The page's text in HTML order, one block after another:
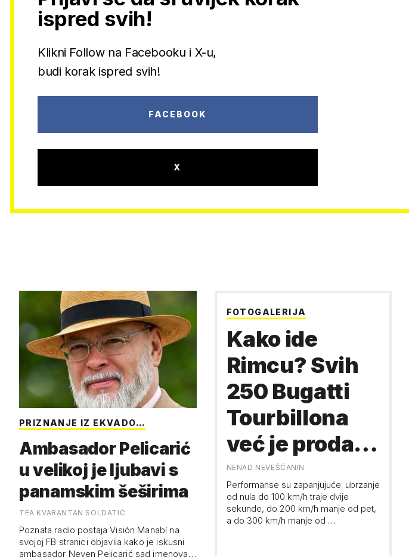
ispred svih!
Klikni Follow na Facebooku i X-u,
budi korak ispred svih!
FACEBOOK
X
PRIZNANJE IZ EKVADO…
Ambasador Pelicarić
u velikoj je ljubavi s
panamskim šeširima
TEA KVARANTAN SOLDATIĆ
Poznata radio postaja Visión Manabí na
svojoj FB stranici objavila kako je iskusni
ambasador Neven Pelicarić sad imenovan
FOTOGALERIJA
Kako ide
Rimcu? Svih
250 Bugatti
Tourbillona
već je prodao.
Cijena?
Sitnica
NENAD NEVEŠĆANIN
Performanse su zapanjujuće: ubrzanje
od nula do 100 km/h traje dvije
sekunde, do 200 km/h manje od pet,
a do 300 km/h manje od …